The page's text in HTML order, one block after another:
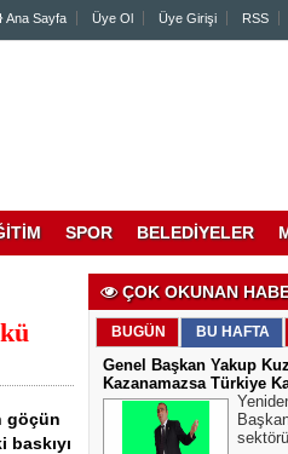
Ana Sayfa Üye Ol Üye Girişi RSS
SPOR BELEDİYELER
göçün
ÇOK OKUNAN
BUGÜN BU HAFTA
Genel Başkan Yakup
Kazanamazsa Türkiye